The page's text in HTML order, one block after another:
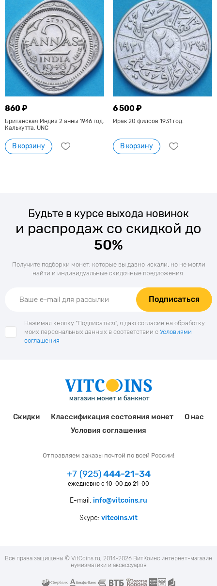
860 ₽
Британская Индия 2 анны 1946 год.
Калькутта. UNC
В корзину
6 500 ₽
Ирак 20 филсов 1931 год.
В корзину
Будьте в курсе выхода новинок
и распродаж со скидкой до
50%
Получите подборки монет, которые вы давно искали, но не могли
найти и индивидуальные скидочные предложения.
Подписаться
Нажимая кнопку "Подписаться", я даю согласие на обработку
моих персональных данных в соответствии с Условиями
соглашения
Скидки Классификация состояния монет
О нас
Условия соглашения
Отправляем заказы почтой по всей России!
+7 (925)444-21-34
ежедневно с 10-00 до 21-00
E-mail: info@vitcoins.ru
Skype: vitcoins.vit
Все права защищены © VitCoins.ru, 2014-2026 ВитКоинс интернет-магазин
нумизматики и аксессуаров